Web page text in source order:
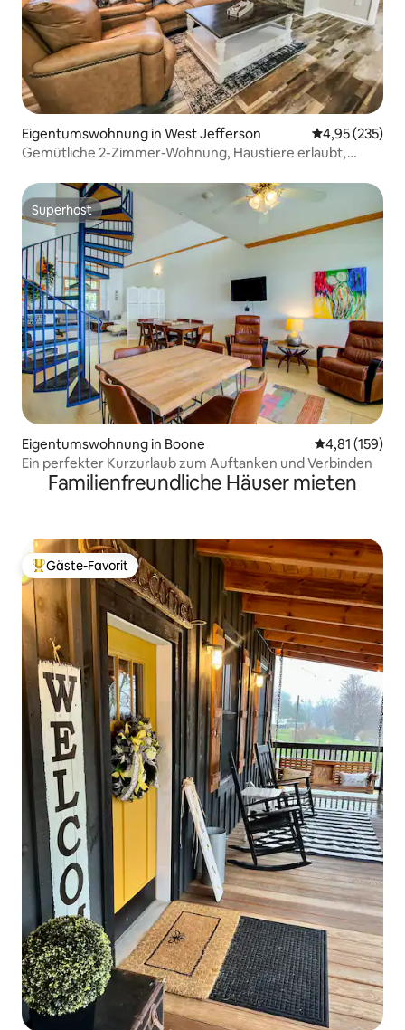
Eigentumswohnung in West Jefferson
4,95 (235)
Gemütliche 2-Zimmer-Wohnung, Haustiere erlaubt,
Superhost
Superhost
Eigentumswohnung in Boone
4,81 (159)
Ein perfekter Kurzurlaub zum Auftanken und Verbinden
Familienfreundliche Häuser mieten
Beliebter Gäste-Favorit.
Gäste-Favorit